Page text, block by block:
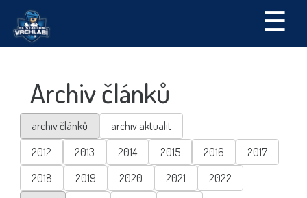
☰
Archiv článků
archiv článků
archiv aktualit
2012
2013 2014 2015 2016
2017
2018
2019 2020 2021
2022